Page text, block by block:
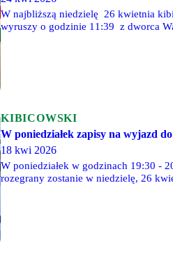
W najbliższą niedzielę 26 kwietnia
wyruszy o godzinie 11:39 z dworca
KIBICOWSKI
W poniedziałek zapisy na wyjazd
18 kwi 2026
W poniedziałek w godzinach 19:30 -
rozegrany zostanie w niedzielę, 26